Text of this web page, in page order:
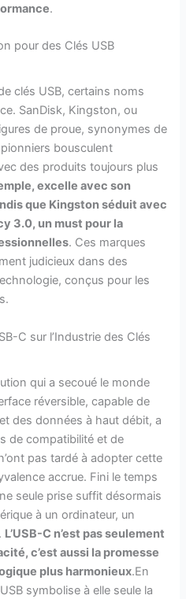
.
pour des Clés USB
clés USB, certains noms
SanDisk, Kingston, ou
de proue, synonymes de
bousculent
des produits toujours plus
excelle avec son
que Kingston séduit avec
3.0, un must pour la
. Ces marques
judicieux dans des
conçus pour les
C sur l’Industrie des Clés
qui a secoué le monde
réversible, capable de
des données à haut débit, a
de compatibilité et de
pas tardé à adopter cette
accrue. Fini le temps
seule prise suffit désormais
à un ordinateur, un
L’USB-C n’est pas seulement
c’est aussi la promesse
plus harmonieux.En
symbolise à elle seule la